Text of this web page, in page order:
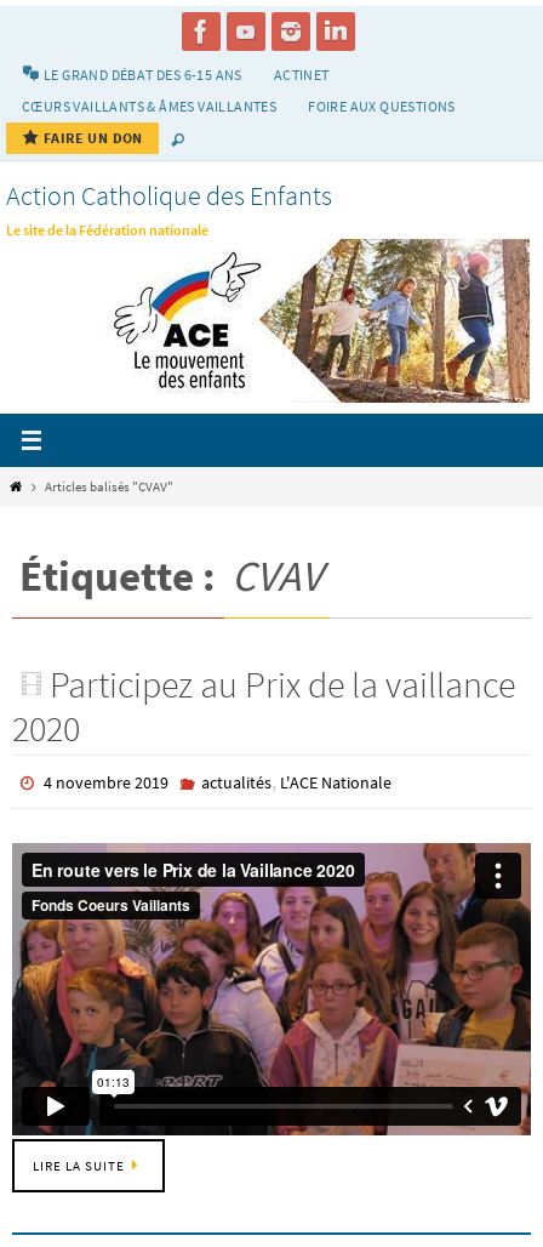
LE GRAND DÉBAT DES 6-15 ANS
ACTINET
CŒURS VAILLANTS & ÂMES VAILLANTES
FOIRE AUX QUESTIONS
FAIRE UN DON
Action Catholique des Enfants
Le site de la Fédération nationale
HomeArticles balisés "CVAV"
Étiquette : CVAV
Participez au Prix de la vaillance
2020
4 novembre 2019 actualités, L'ACE Nationale
LIRE LA SUITE